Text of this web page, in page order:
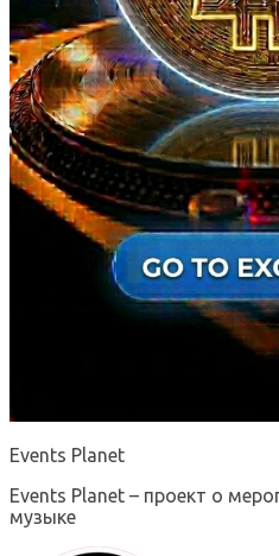
Events Planet
Events Planet – проект о
музыке